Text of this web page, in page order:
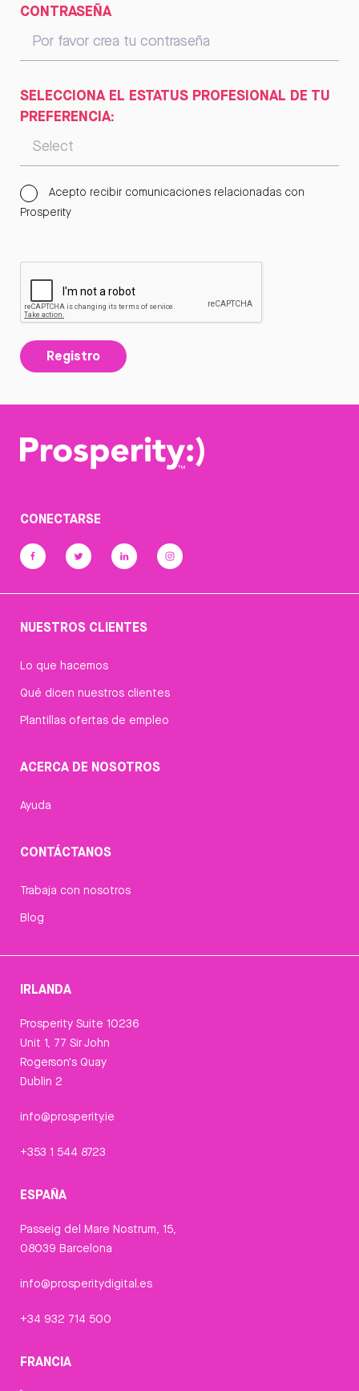
CONTRASEÑA
SELECCIONA EL ESTATUS PROFESIONAL DE TU
PREFERENCIA:
Acepto recibir comunicaciones relacionadas con
Prosperity
Registro
CONECTARSE
NUESTROS CLIENTES
Lo que hacemos
Qué dicen nuestros clientes
Plantillas ofertas de empleo
ACERCA DE NOSOTROS
Ayuda
CONTÁCTANOS
Trabaja con nosotros
Blog
IRLANDA
Prosperity Suite 10236
Unit 1, 77 Sir John
Rogerson's Quay
Dublin 2
info@prosperity.ie
+353 1 544 8723
ESPAÑA
Passeig del Mare Nostrum, 15,
08039 Barcelona
info@prosperitydigital.es
+34 932 714 500
FRANCIA